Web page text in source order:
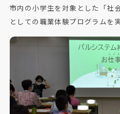
市内の小学生を対象とした「社
としての職業体験プログラムを